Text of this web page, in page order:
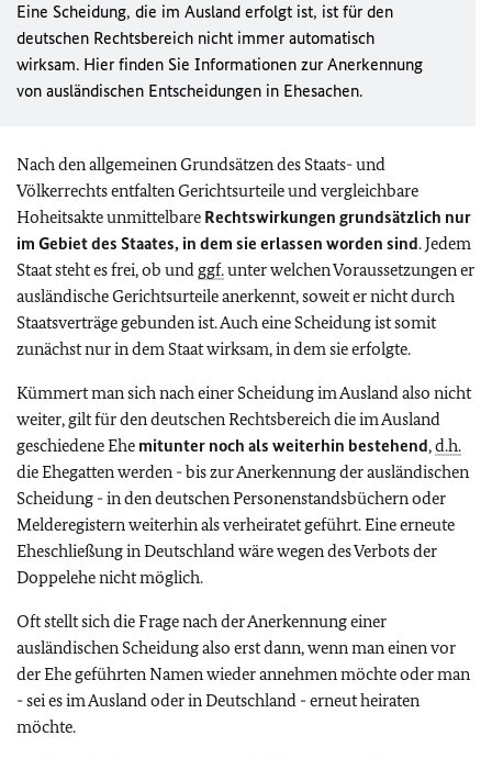
Eine Scheidung, die im Ausland erfolgt ist, ist für den
deutschen Rechtsbereich nicht immer automatisch
wirksam. Hier finden Sie Informationen zur Anerkennung
von ausländischen Entscheidungen in Ehesachen.
Nach den allgemeinen Grundsätzen des Staats- und
Völkerrechts entfalten Gerichtsurteile und vergleichbare
Hoheitsakte unmittelbare Rechtswirkungen grundsätzlich nur
im Gebiet des Staates, in dem sie erlassen worden sind. Jedem
Staat steht es frei, ob und ggf.unter welchen Voraussetzungen er
ausländische Gerichtsurteile anerkennt, soweit er nicht durch
Staatsverträge gebunden ist. Auch eine Scheidung ist somit
zunächst nur in dem Staat wirksam, in dem sie erfolgte.
Kümmert man sich nach einer Scheidung im Ausland also nicht
weiter, gilt für den deutschen Rechtsbereich die im Ausland
geschiedene Ehe mitunter noch als weiterhin bestehend,d.h.
die Ehegatten werden - bis zur Anerkennung der ausländischen
Scheidung - in den deutschen Personenstandsbüchern oder
Melderegistern weiterhin als verheiratet geführt. Eine erneute
Eheschließung in Deutschland wäre wegen des Verbots der
Doppelehe nicht möglich.
Oft stellt sich die Frage nach der Anerkennung einer
ausländischen Scheidung also erst dann, wenn man einen vor
der Ehe geführten Namen wieder annehmen möchte oder man
- sei es im Ausland oder in Deutschland - erneut heiraten
möchte.